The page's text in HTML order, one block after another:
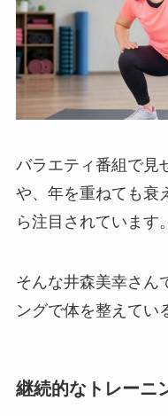
バラエティ番組で見
や、年を重ねても衰
ら注目されています。
そんな井森美幸さん
ングで体を整えてい
継続的なトレーニ